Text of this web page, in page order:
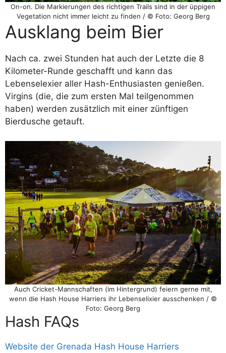
On-on. Die Markierungen des richtigen Trails sind in der üppigen
Vegetation nicht immer leicht zu finden / © Foto: Georg Berg
Ausklang beim Bier
Nach ca. zwei Stunden hat auch der Letzte die 8
Kilometer-Runde geschafft und kann das
Lebenselexier aller Hash-Enthusiasten genießen.
Virgins (die, die zum ersten Mal teilgenommen
haben) werden zusätzlich mit einer zünftigen
Bierdusche getauft.
Auch Cricket-Mannschaften (im Hintergrund) feiern gerne mit,
wenn die Hash House Harriers ihr Lebenselixier ausschenken / ©
Foto: Georg Berg
Hash FAQs
Website der Grenada Hash House Harriers